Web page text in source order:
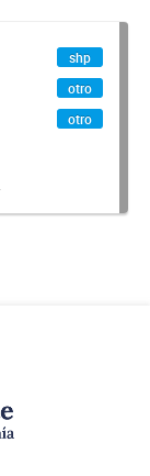
shp
otro
otro